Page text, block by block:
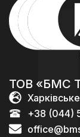
ТОВ «БМС
+38 (044)